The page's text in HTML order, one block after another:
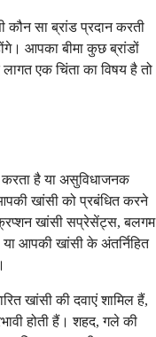
कौन सा ब्रांड प्रदान करती
आपका बीमा कुछ ब्रांडों
एक चिंता का विषय है तो
है या असुविधाजनक
खांसी को प्रबंधित करने
खांसी सप्रेसेंट्स, बलगम
आपकी खांसी के अंतर्निहित
खांसी की दवाएं शामिल हैं,
होती हैं। शहद, गले की